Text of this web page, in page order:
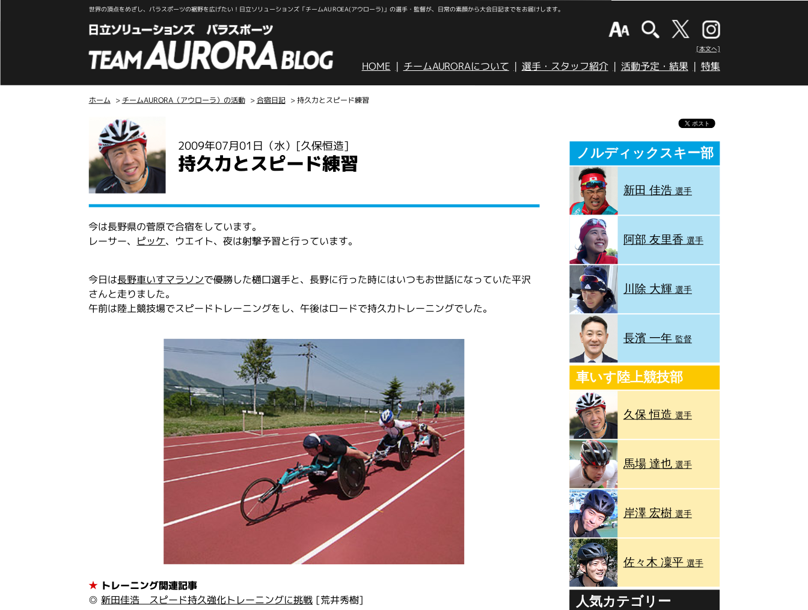
世界の頂点をめざし、パラスポーツの裾野を広げたい！日立ソリューションズ「チームAUROEA(アウローラ)」の選手・監督が、日常の素顔から大会日記までをお届けします。
[本文へ]
HOME チームAURORAについて 選手・スタッフ紹介 活動予定・結果 特集
ホーム > チームAURORA（アウローラ）の活動 >合宿日記 > 持久力とスピード練習
2009年07月01日（水） [久保恒造]
持久力とスピード練習
今は長野県の菅原で合宿をしています。
レーサー、 ピッケ、ウエイト、夜は射撃予習と行っています。
今日は長野車いすマラソンで優勝した樋口選手と、長野に行った時にはいつもお世話になっていた平沢
さんと走りました。
午前は陸上競技場でスピードトレーニングをし、午後はロードで持久力トレーニングでした。
★ トレーニング関連記事
◎新田佳浩 スピード持久強化トレーニングに挑戦 [荒井秀樹]
ノルディックスキー部
新田 佳浩選手
阿部 友里香 選手
川除 大輝 選手
長濱 一年 監督
車いす陸上競技部
久保 恒造 選手
馬場 達也 選手
岸澤 宏樹 選手
佐々木 凜平 選手
人気カテゴリー